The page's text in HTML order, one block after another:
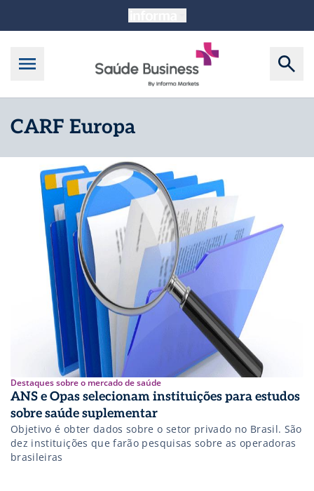
CARF Europa
Destaques sobre o mercado de saúde
ANS e Opas selecionam instituições para estudos
sobre saúde suplementar
Objetivo é obter dados sobre o setor privado no Brasil. São
dez instituições que farão pesquisas sobre as operadoras
brasileiras